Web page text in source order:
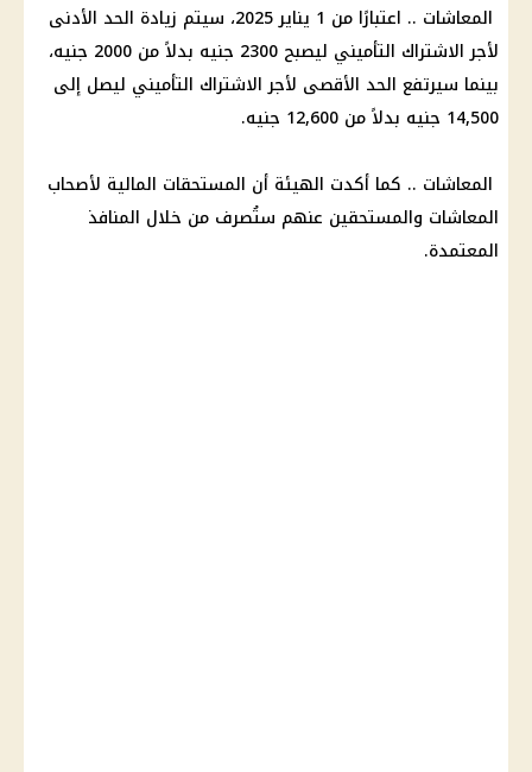
المعاشات .. اعتبارًا من 1 يناير 2025، سيتم زيادة الحد الأدنى
لأجر الاشتراك التأميني ليصبح 2300 جنيه بدلاً من 2000 جنيه،
بينما سيرتفع الحد الأقصى لأجر الاشتراك التأميني ليصل إلى
14,500 جنيه بدلاً من 12,600 جنيه.
المعاشات .. كما أكدت الهيئة أن المستحقات المالية لأصحاب
المعاشات والمستحقين عنهم ستُصرف من خلال المنافذ
المعتمدة.